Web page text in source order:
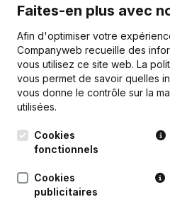
28-07-2022
25-05-2022
Faites-en plus avec
Afin d'optimiser votre
Companyweb recueille des
vous utilisez ce site web. La
vous permet de savoir quelles
vous donne le contrôle sur la
utilisées.
Cookies
fonctionnels
Cookies
publicitaires